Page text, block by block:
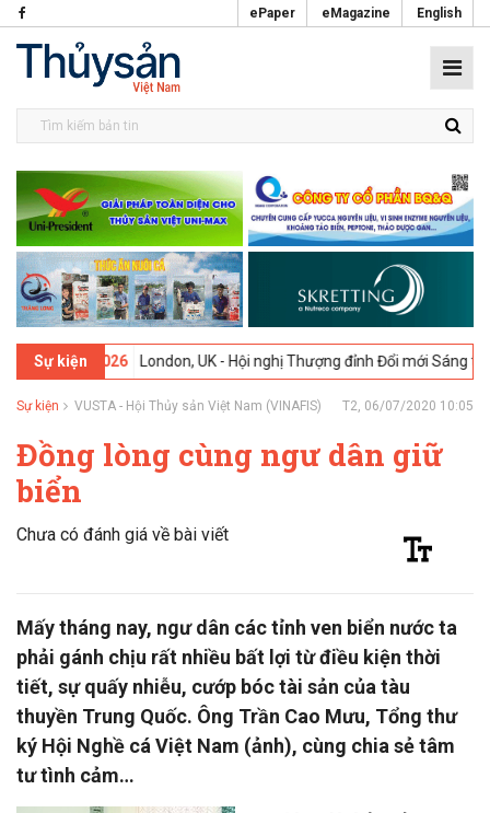
ePaper eMagazine English
Sự kiện
2026 London, UK - Hội nghị Thượng đỉnh Đổi mới Sáng tạo trong
Sự kiện VUSTA - Hội Thủy sản Việt Nam (VINAFIS) T2, 06/07/2020 10:05
Đồng lòng cùng ngư dân giữ
biển
Chưa có đánh giá về bài viết
Mấy tháng nay, ngư dân các tỉnh ven biển nước ta
phải gánh chịu rất nhiều bất lợi từ điều kiện thời
tiết, sự quấy nhiễu, cướp bóc tài sản của tàu
thuyền Trung Quốc. Ông Trần Cao Mưu, Tổng thư
ký Hội Nghề cá Việt Nam (ảnh), cùng chia sẻ tâm
tư tình cảm…